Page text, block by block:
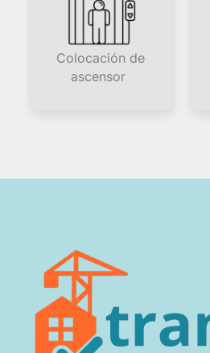
Colocación de
ascensor